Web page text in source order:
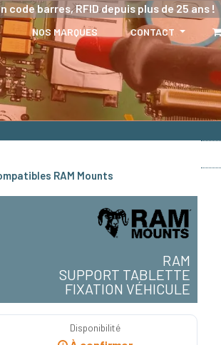
barres, RFID depuis plus de 25 ans !
NOS MARQUES CONTACT
RAM Mounts
RAM
SUPPORT TABLETTE
FIXATION VÉHICULE
Disponibilité